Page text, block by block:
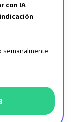
con IA
semanalmente